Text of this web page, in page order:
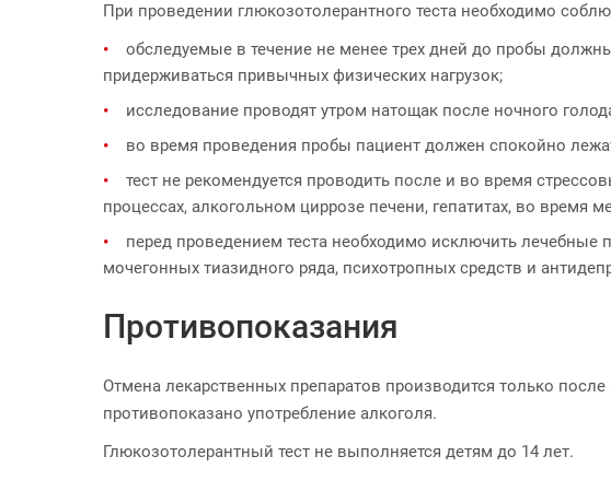
При проведении глюкозотолерантного теста необходимо
обследуемые в течение не менее трех дней до пробы
придерживаться привычных физических нагрузок;
исследование проводят утром натощак после ночного
во время проведения пробы пациент должен спокойно
тест не рекомендуется проводить после и во время
процессах, алкогольном циррозе печени, гепатитах, во
перед проведением теста необходимо исключить
мочегонных тиазидного ряда, психотропных средств и
Противопоказания
Отмена лекарственных препаратов производится только
противопоказано употребление алкоголя.
Глюкозотолерантный тест не выполняется детям до 14 лет.